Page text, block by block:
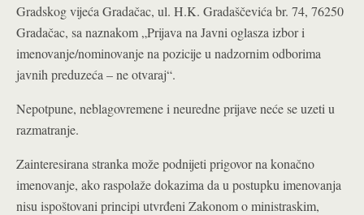
Gradskog vijeća Gradačac, ul. H.K. Gradaščevića br. 74, 76250
Gradačac, sa naznakom „Prijava na Javni oglasza izbor i
imenovanje/nominovanje na pozicije u nadzornim odborima
javnih preduzeća – ne otvaraj“.
Nepotpune, neblagovremene i neuredne prijave neće se uzeti u
razmatranje.
Zainteresirana stranka može podnijeti prigovor na konačno
imenovanje, ako raspolaže dokazima da u postupku imenovanja
nisu ispoštovani principi utvrđeni Zakonom o ministraskim,